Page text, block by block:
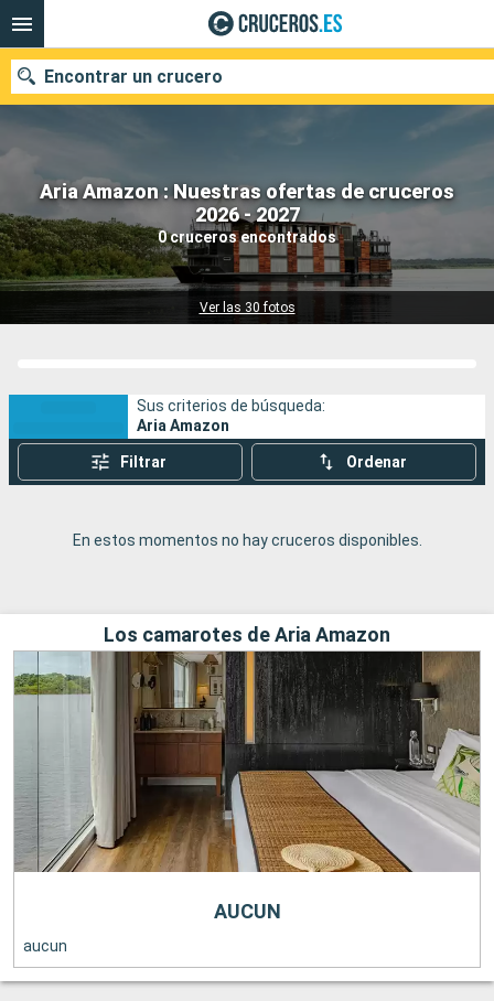
Aria Amazon : Nuestras ofertas de cruceros
2026 - 2027
0 cruceros encontrados
Ver las 30 fotos
Encontrar un crucero
Nuestros destinos
Fecha de salida
Compañías
Sus criterios de búsqueda:
Aria Amazon
Filtrar Ordenar
En estos momentos no hay cruceros disponibles.
Los camarotes de Aria Amazon
AUCUN
aucun